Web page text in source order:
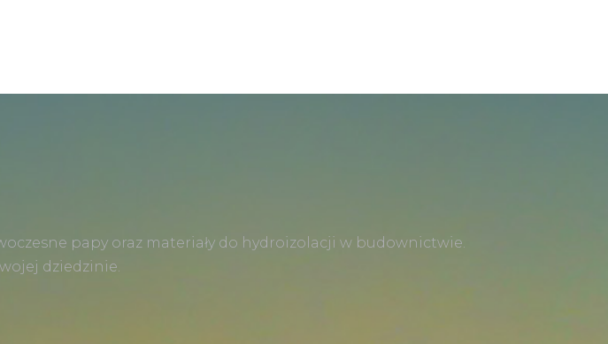
papy oraz materiały do hydroizolacji w budownictwie.
dziedzinie.